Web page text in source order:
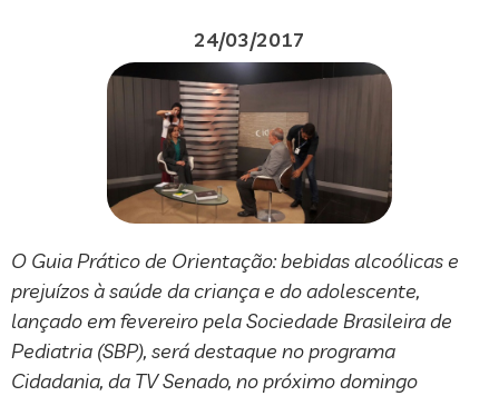
24/03/2017
O Guia Prático de Orientação: bebidas alcoólicas e
prejuízos à saúde da criança e do adolescente,
lançado em fevereiro pela Sociedade Brasileira de
Pediatria (SBP), será destaque no programa
Cidadania, da TV Senado, no próximo domingo